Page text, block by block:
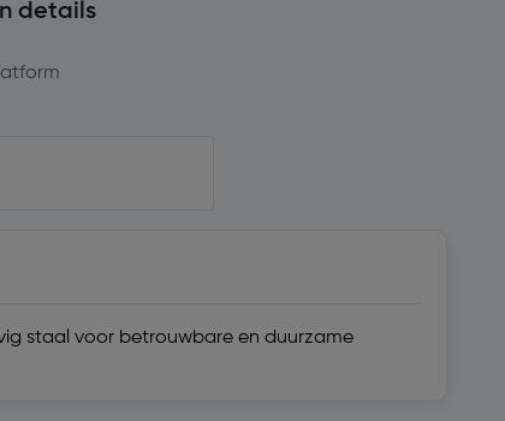
details
staal voor betrouwbare en duurzame